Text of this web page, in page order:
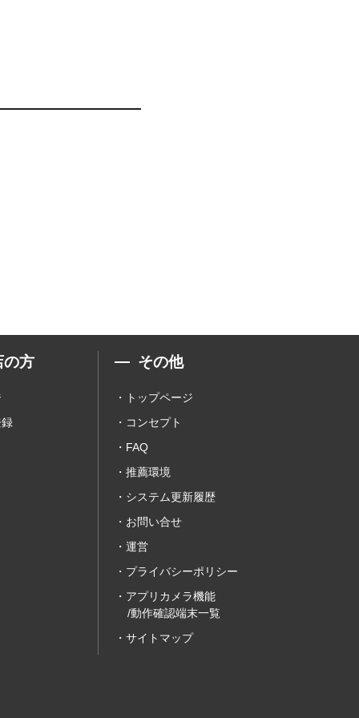
の方 その他
トップページ
コンセプト
FAQ
推薦環境
システム更新履歴
お問い合せ
運営
プライバシーポリシー
アプリカメラ機能
/動作確認端末一覧
サイトマップ